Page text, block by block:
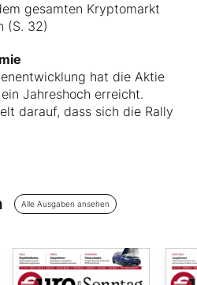
gesamten Kryptomarkt
(S. 32)
hat die Aktie
Jahreshoch erreicht.
darauf, dass sich die Rally
Alle Ausgaben ansehen